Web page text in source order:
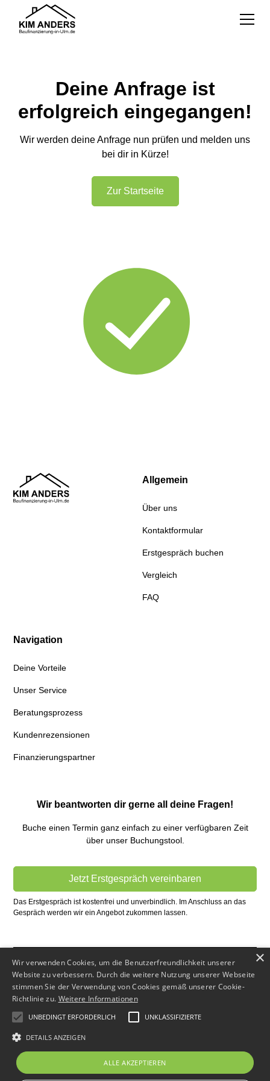
Deine Anfrage ist
erfolgreich eingegangen!
Wir werden deine Anfrage nun prüfen und melden uns
bei dir in Kürze!
Zur Startseite
Allgemein
Über uns
Kontaktformular
Erstgespräch buchen
Vergleich
FAQ
Navigation
Deine Vorteile
Unser Service
Beratungsprozess
Kundenrezensionen
Finanzierungspartner
Wir beantworten dir gerne all deine Fragen!
Buche einen Termin ganz einfach zu einer verfügbaren Zeit
über unser Buchungstool.
Jetzt Erstgespräch vereinbaren
Das Erstgespräch ist kostenfrei und unverbindlich. Im Anschluss an das
Gespräch werden wir ein Angebot zukommen lassen.
© 2025 Baufinanzierung-in-Ulm.de. Ein Service von
Anders.
Impressum
Datenschutz
×
Wir verwenden Cookies, um die Benutzerfreundlichkeit unserer
Website zu verbessern. Durch die weitere Nutzung unserer Webseite
stimmen Sie der Verwendung von Cookies gemäß unserer Cookie-
Richtlinie zu. Weitere Informationen
UNBEDINGT ERFORDERLICH UNKLASSIFIZIERTE
DETAILS ANZEIGEN
ALLE AKZEPTIEREN